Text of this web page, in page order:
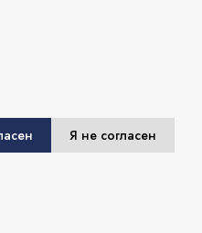
района г. Бобруйска,
регистре информационных
от 09.04.2025г.
информационный центр
Я не согласен